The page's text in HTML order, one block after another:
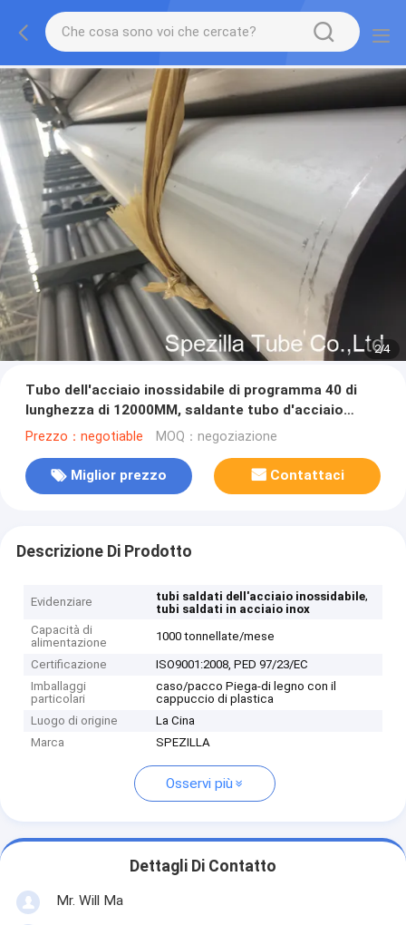
2/4
Tubo dell'acciaio inossidabile di programma 40 di
lunghezza di 12000MM, saldante tubo d'acciaio
leggermente saldato
Prezzo：negotiable MOQ：negoziazione
Miglior prezzo Contattaci
Descrizione Di Prodotto
Evidenziare tubi saldati dell'acciaio inossidabile,
tubi saldati in acciaio inox
Capacità di
alimentazione
1000 tonnellate/mese
Certificazione
ISO9001:2008, PED 97/23/EC
Imballaggi
particolari
caso/pacco Piega-di legno con il
cappuccio di plastica
Luogo di origine
La Cina
Marca
SPEZILLA
Osservi più
Dettagli Di Contatto
Mr. Will Ma